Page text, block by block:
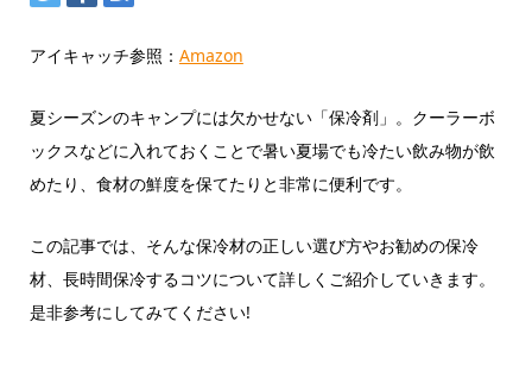
アイキャッチ参照： Amazon
夏シーズンのキャンプには欠かせない「保冷剤」。クーラーボ
ックスなどに入れておくことで暑い夏場でも冷たい飲み物が飲
めたり、食材の鮮度を保てたりと非常に便利です。
この記事では、そんな保冷材の正しい選び方やお勧めの保冷
材、長時間保冷するコツについて詳しくご紹介していきます。
是非参考にしてみてください!